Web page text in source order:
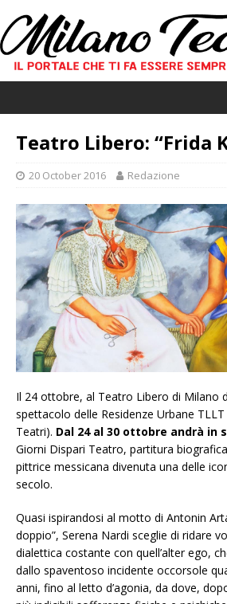
Teatro Libero: “Frida
20 October 2016 Redazione
Il 24 ottobre, al Teatro Libero di Milano
spettacolo delle Residenze Urbane
Teatri). Dal 24 al 30 ottobre andrà in
Giorni Dispari Teatro, partitura
pittrice messicana divenuta una delle
secolo.
Quasi ispirandosi al motto di Antonin
doppio”, Serena Nardi sceglie di ridare
dialettica costante con quell’alter ego,
dallo spaventoso incidente occorsole
anni, fino al letto d’agonia, da dove,